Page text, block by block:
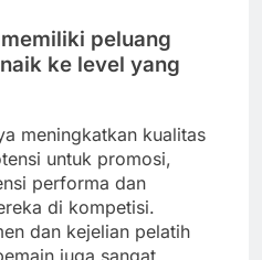
peluang
ke level yang
meningkatkan kualitas
untuk promosi,
performa dan
di kompetisi.
dan kejelian pelatih